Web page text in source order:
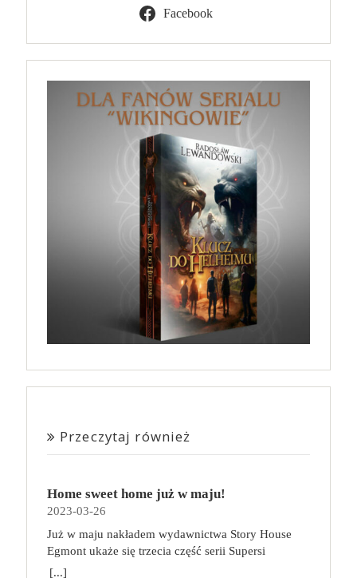
Facebook
Przeczytaj również
Home sweet home już w maju!
2023-03-26
Już w maju nakładem wydawnictwa Story House
Egmont ukaże się trzecia część serii Supersi
scenarzysty Frederic Maupome. Ten tom nosi tytuł
[...]